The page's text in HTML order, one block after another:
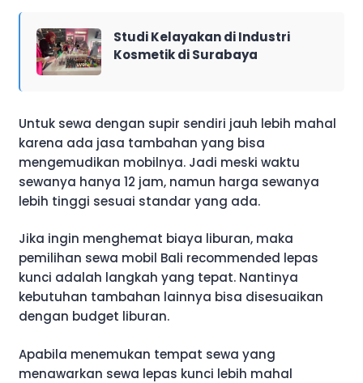
Studi Kelayakan di Industri
Kosmetik di Surabaya
Untuk sewa dengan supir sendiri jauh lebih mahal
karena ada jasa tambahan yang bisa
mengemudikan mobilnya. Jadi meski waktu
sewanya hanya 12 jam, namun harga sewanya
lebih tinggi sesuai standar yang ada.
Jika ingin menghemat biaya liburan, maka
pemilihan sewa mobil Bali recommended lepas
kunci adalah langkah yang tepat. Nantinya
kebutuhan tambahan lainnya bisa disesuaikan
dengan budget liburan.
Apabila menemukan tempat sewa yang
menawarkan sewa lepas kunci lebih mahal